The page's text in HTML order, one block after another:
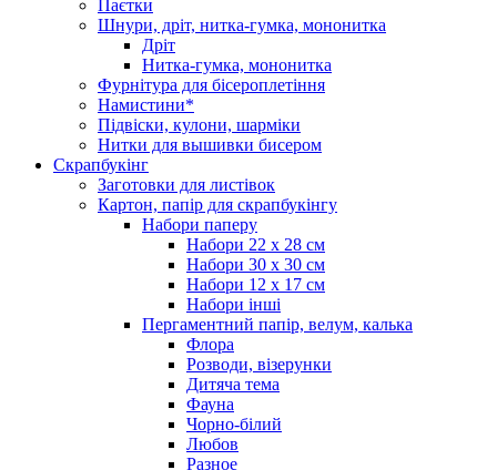
Паєтки
Шнури, дріт, нитка-гумка, мононитка
Дріт
Нитка-гумка, мононитка
Фурнітура для бісероплетіння
Намистини*
Підвіски, кулони, шарміки
Нитки для вышивки бисером
Скрапбукінг
Заготовки для листівок
Картон, папір для скрапбукінгу
Набори паперу
Набори 22 х 28 см
Набори 30 х 30 см
Набори 12 х 17 см
Набори інші
Пергаментний папір, велум, калька
Флора
Розводи, візерунки
Дитяча тема
Фауна
Чорно-білий
Любов
Разное